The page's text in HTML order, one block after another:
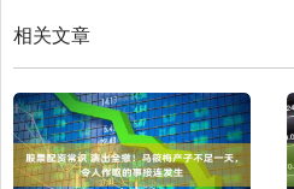
相关文章